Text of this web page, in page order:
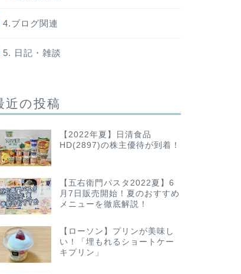
4.ブログ関連
5. 日記・雑談
近の投稿
【2022年夏】日清食品
HD(2897)の株主優待が到着！
【五右衛門パスタ2022夏】6
月7日販売開始！夏のおすすめ
メニューを徹底解説！
【ローソン】プリンが美味し
い！「埋もれるショートケー
キプリン」